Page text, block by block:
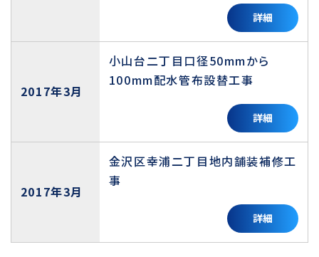
詳細
2017年3月
小山台二丁目口径50mmから
100mm配水管布設替工事
詳細
2017年3月
金沢区幸浦二丁目地内舗装補修工
事
詳細